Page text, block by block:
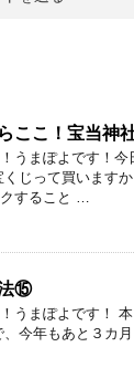
ここ！宝当神
うまぽよです！
じって買います
すること …
法⑮
うまぽよです！
今年もあと３カ